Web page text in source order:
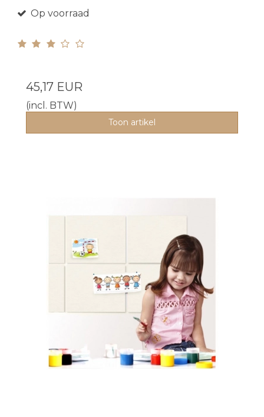
Op voorraad
45,17 EUR
(incl. BTW)
Toon artikel